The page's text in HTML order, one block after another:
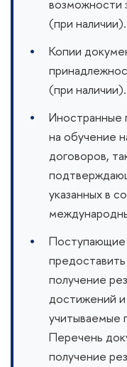
возможности
(при наличии).
Копии
(при наличии).
Иностранные
на обучение
договоров,
указанных в
Поступающие
получение
достижений
учитываемые
Перечень
получение